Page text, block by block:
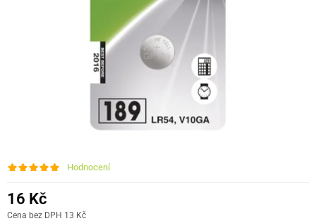
Hodnocení
16 Kč
Cena bez DPH 13 Kč